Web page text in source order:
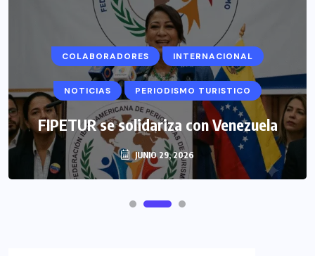
COLABORADORES INTERNACIONAL
NOTICIAS PERIODISMO TURISTICO
FIPETUR se solidariza con Venezuela
JUNIO 29, 2026